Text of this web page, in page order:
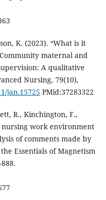
K. (2023). “What is it
maternal and
A qualitative
Nursing, 79(10),
jan.15725 PMid:37283322
R., Kinchington, F.,
nursing work environment
of comments made by
Essentials of Magnetism